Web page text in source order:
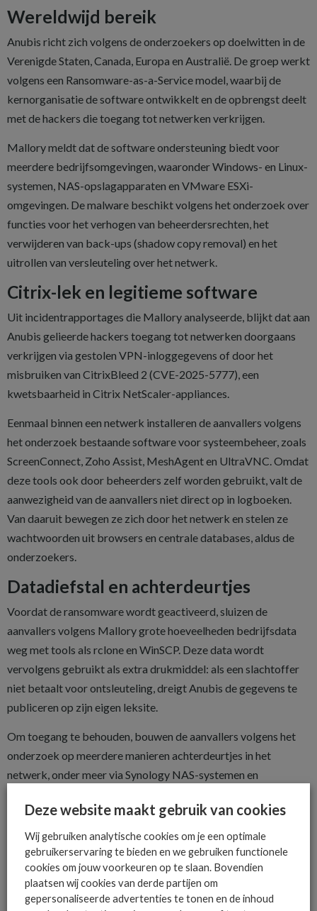
Wereldwijd bereik
Anubis richt zich volgens de onderzoekers op doelwitten in de
Verenigde Staten, Canada, Europa en Australië. De groep werkt
volgens een Ransomware-as-a-Service model, waarbij de
kernorganisatie de software ontwikkelt en de opbrengst deelt
met de hackers die toegang tot netwerken verkrijgen.
Mallory meldt dat de software ondersteuning biedt voor
meerdere bedrijfsomgevingen, waaronder Windows- en Linux-
systemen, NAS-opslagapparaten en VMware ESXi-
omgevingen. De malware beschikt volgens het onderzoek over
functies voor het verhogen van beheerdersrechten, het
verwijderen van back-ups (shadow copy removal) en het
uitrollen van versleuteling over het netwerk.
Citrix-lek en legitieme software
Uit incidentrapportages die Mallory analyseerde, blijkt dat aan
Anubis gelieerde hackers toegang tot netwerken doorgaans
verkrijgen via gestolen VPN-inloggegevens of door het
misbruiken van CitrixBleed 2 (CVE-2025-5777), een
kwetsbaarheid in Citrix NetScaler-appliances.
Eenmaal binnen een netwerk installeren de aanvallers volgens
het onderzoek bestaande software voor systeembeheer, zoals
ScreenConnect, Zoho Assist, MeshAgent en UltraVNC. Omdat
deze tools ook door beheerders zelf worden gebruikt, valt de
aanwezigheid van de aanvallers niet direct op in logboeken.
Van daaruit bewegen ze zich door het netwerk en stelen ze
wachtwoorden uit browsers en centrale databases, aldus de
onderzoekers.
Datadiefstal en achterdeurtjes
Voordat de ransomware wordt geactiveerd, sluizen de
aanvallers volgens Mallory grote hoeveelheden bedrijfsdata
weg met tools als rclone en WinSCP. Deze data wordt
vervolgens gebruikt als extra drukmiddel: als een slachtoffer
niet betaalt voor ontsleuteling, dreigt Anubis de gegevens te
publiceren op zijn eigen leksite.
Om toegang te behouden, bouwen de aanvallers volgens het
onderzoek op meerdere manieren achterdeurtjes in het
netwerk, onder meer via Synology NAS-systemen en
het ontdekken en blokkeren van de eerste aanval vaak alsnog
toegang krijgen tot het netwerk.
Deze website maakt gebruik van cookies
Wij gebruiken analytische cookies om je een optimale
gebruikerservaring te bieden en we gebruiken functionele
cookies om jouw voorkeuren op te slaan. Bovendien
plaatsen wij cookies van derde partijen om
gepersonaliseerde advertenties te tonen en de inhoud